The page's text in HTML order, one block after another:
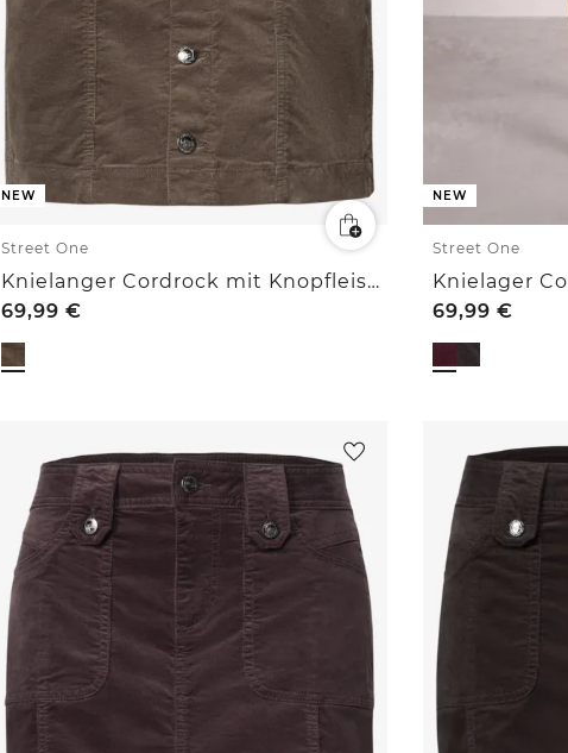
NEW
Street One
Knielanger Cordrock mit Knopfleiste
69,99€
NEW
Street One
69,99€